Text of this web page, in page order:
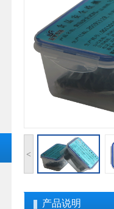
<
产品说明